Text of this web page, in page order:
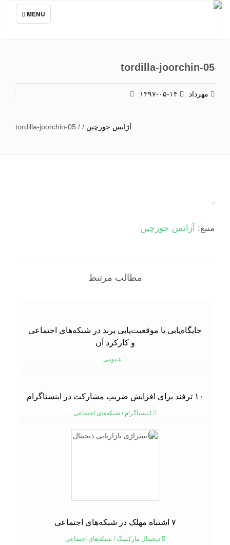
TOGGLE
NAVIGATION
MENU
tordilla-joorchin-05
مهرداد
آژانس جورچین/
/
tordilla-joorchin-05
منبع:آژانس جورچین
مطالب مرتبط
جایگاه‌یابی یا موقعیت‌یابی برند در شبکه‌های اجتماعی
و کارکرد آن
عمومی
۱۰ ترفند برای افزایش ضریب مشارکت در اینستاگرام
اینستاگرام/شبکه‌های اجتماعی
دیجیتال مارکتینگ/شبکه‌های اجتماعی